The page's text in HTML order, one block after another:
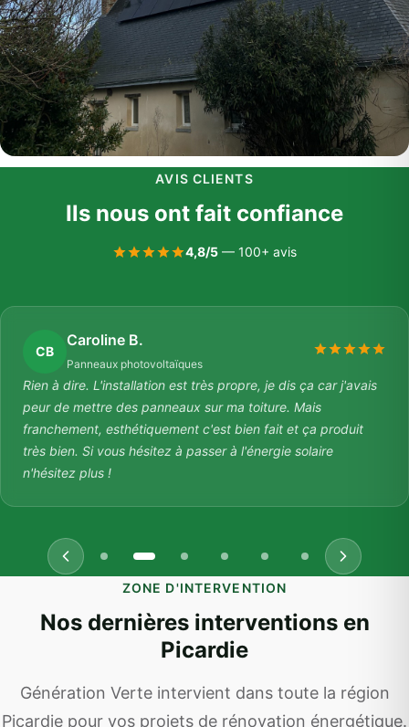
AVIS CLIENTS
Ils nous ont fait confiance
4,8/5 — 100+ avis
CB
Caroline B.
Panneaux photovoltaïques
Rien à dire. L'installation est très propre, je dis ça car j'avais
peur de mettre des panneaux sur ma toiture. Mais
franchement, esthétiquement c'est bien fait et ça produit
très bien. Si vous hésitez à passer à l'énergie solaire
n'hésitez plus !
ZONE D'INTERVENTION
Nos dernières interventions en
Picardie
Génération Verte intervient dans toute la région
Picardie pour vos projets de rénovation énergétique.